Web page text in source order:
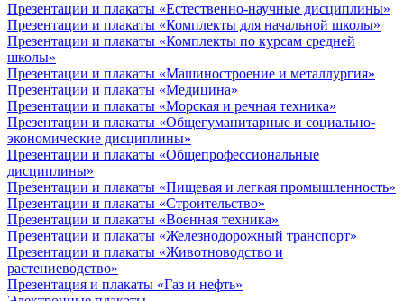
Презентации и плакаты «Естественно-научные дисциплины»
Презентации и плакаты «Комплекты для начальной школы»
Презентации и плакаты «Комплекты по курсам средней
школы»
Презентации и плакаты «Машиностроение и металлургия»
Презентации и плакаты «Медицина»
Презентации и плакаты «Морская и речная техника»
Презентации и плакаты «Общегуманитарные и социально-
экономические дисциплины»
Презентации и плакаты «Общепрофессиональные
дисциплины»
Презентации и плакаты «Пищевая и легкая промышленность»
Презентации и плакаты «Строительство»
Презентации и плакаты «Военная техника»
Презентации и плакаты «Железнодорожный транспорт»
Презентации и плакаты «Животноводство и
растениеводство»
Презентация и плакаты «Газ и нефть»